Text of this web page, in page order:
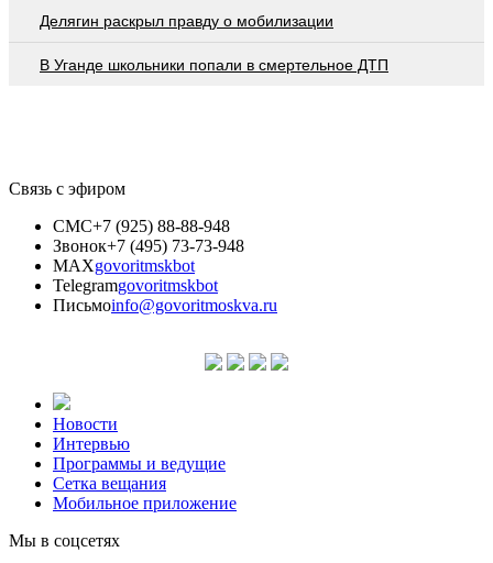
Делягин раскрыл правду о мобилизации
В Уганде школьники попали в смертельное ДТП
Связь с эфиром
СМС+7 (925) 88-88-948
Звонок+7 (495) 73-73-948
MAXgovoritmskbot
Telegramgovoritmskbot
Письмоinfo@govoritmoskva.ru
Новости
Интервью
Программы и ведущие
Сетка вещания
Мобильное приложение
Мы в соцсетях